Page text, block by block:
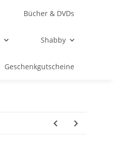
Bücher & DVDs
Shabby
Geschenkgutscheine